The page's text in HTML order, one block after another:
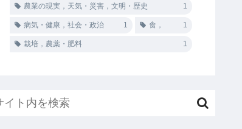
農業の現実，天気・災害，文明・歴史 1
病気・健康，社会・政治 1 食， 1
栽培，農薬・肥料 1